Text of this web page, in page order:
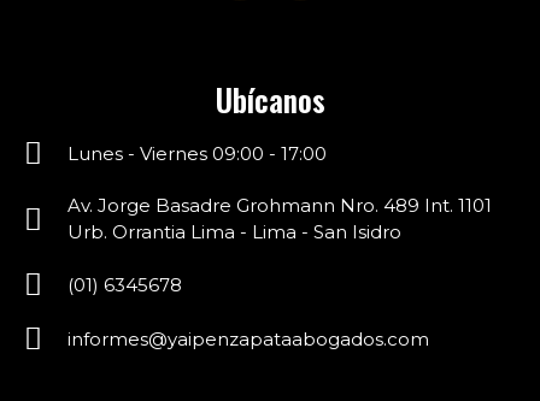
Ubícanos
Lunes - Viernes 09:00 - 17:00
Av. Jorge Basadre Grohmann Nro. 489 Int. 1101
Urb. Orrantia Lima - Lima - San Isidro
(01) 6345678
informes@yaipenzapataabogados.com